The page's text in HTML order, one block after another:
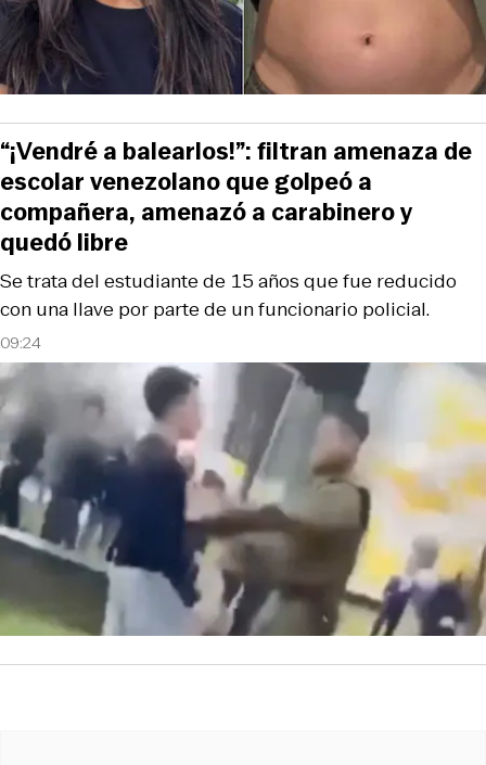
09:24
Se trata del estudiante de 15 años que fue reducido
con una llave por parte de un funcionario policial.
“¡Vendré a balearlos!”: filtran amenaza de
escolar venezolano que golpeó a
compañera, amenazó a carabinero y
quedó libre